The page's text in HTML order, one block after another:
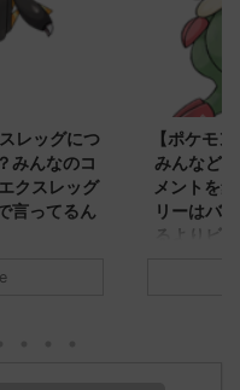
レッグにつ
みんなのコ
クスレッグ
言ってるん
元のス
【ポケモ
みんなど
メントを
リーはバ
るよりビ